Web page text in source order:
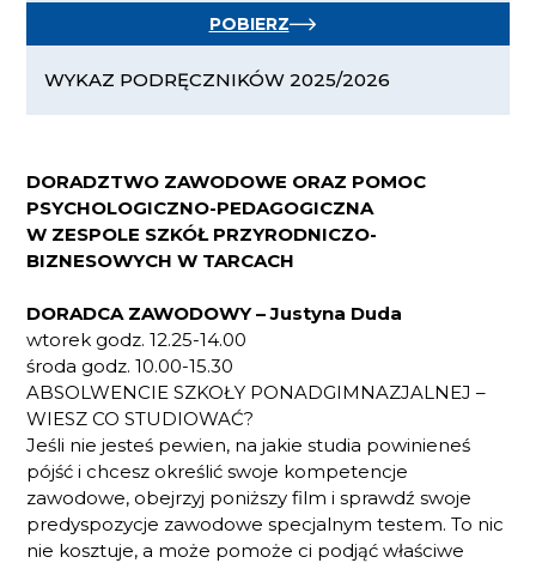
POBIERZ
WYKAZ PODRĘCZNIKÓW 2025/2026
DORADZTWO ZAWODOWE ORAZ POMOC
PSYCHOLOGICZNO-PEDAGOGICZNA
W ZESPOLE SZKÓŁ PRZYRODNICZO-
BIZNESOWYCH W TARCACH
DORADCA ZAWODOWY – Justyna Duda
wtorek godz. 12.25-14.00
środa godz. 10.00-15.30
ABSOLWENCIE SZKOŁY PONADGIMNAZJALNEJ –
WIESZ CO STUDIOWAĆ?
Jeśli nie jesteś pewien, na jakie studia powinieneś
pójść i chcesz określić swoje kompetencje
zawodowe, obejrzyj poniższy film i sprawdź swoje
predyspozycje zawodowe specjalnym testem. To nic
nie kosztuje, a może pomoże ci podjąć właściwe